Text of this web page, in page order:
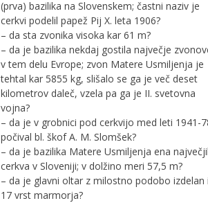
(prva) bazilika na Slovenskem; častni naziv je
cerkvi podelil papež Pij X. leta 1906?
– da sta zvonika visoka kar 61 m?
– da je bazilika nekdaj gostila največje
v tem delu Evrope; zvon Matere Usmiljenja je
tehtal kar 5855 kg, slišalo se ga je več deset
kilometrov daleč, vzela pa ga je II. svetovna
vojna?
– da je v grobnici pod cerkvijo med leti 1941-
počival bl. škof A. M. Slomšek?
– da je bazilika Matere Usmiljenja ena
cerkva v Sloveniji; v dolžino meri 57,5 m?
– da je glavni oltar z milostno podobo izdelan
17 vrst marmorja?